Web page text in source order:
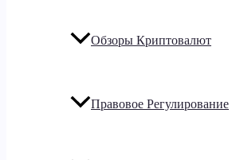
Обзоры Криптовалют
Правовое Регулирование